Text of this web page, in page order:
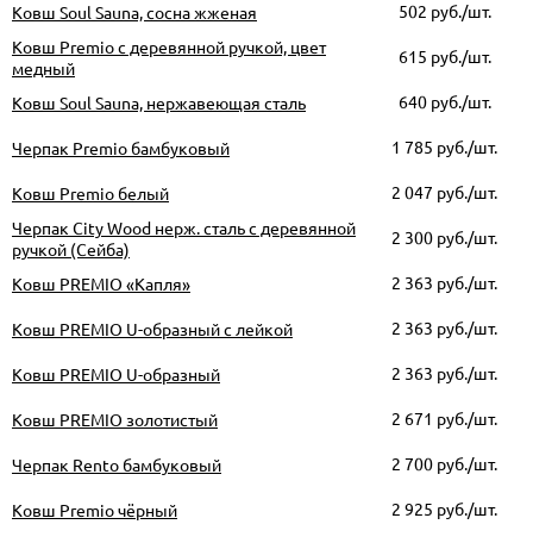
Ковш Soul Sauna, сосна жженая 502 руб./шт.
Ковш Premio с деревянной ручкой, цвет
медный
615 руб./шт.
Ковш Soul Sauna, нержавеющая сталь 640руб./шт.
Черпак Premio бамбуковый 1 785 руб./шт.
Ковш Premio белый 2 047 руб./шт.
Черпак City Wood нерж. сталь с деревянной
ручкой (Сейба)
2 300 руб./шт.
Ковш PREMIO «Капля» 2 363 руб./шт.
Ковш PREMIO U-образный с лейкой 2 363 руб./шт.
Ковш PREMIO U-образный 2 363 руб./шт.
Ковш PREMIO золотистый 2 671 руб./шт.
Черпак Rento бамбуковый 2 700 руб./шт.
Ковш Premio чёрный 2 925 руб./шт.